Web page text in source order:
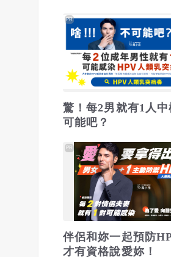
驚！每2男就有1人中
可能吧？
PR
伴侶和妳一起預防
才有資格說愛妳！
PR